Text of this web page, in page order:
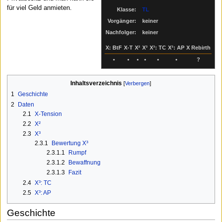
Klasse:
TL
Vorgänger:
keiner
Nachfolger:
keiner
X: BtF X-T X² X³ X³: TC X³: AP X Rebirth
•
• • • • • ?
für viel Geld anmieten.
Inhaltsverzeichnis
1 Geschichte
2
Daten
2.1
X-Tension
2.2 X²
2.3 X³
2.3.1
Bewertung X³
2.3.1.1
Rumpf
2.3.1.2
Bewaffnung
2.3.1.3
Fazit
2.4 X³: TC
2.5 X³: AP
Geschichte